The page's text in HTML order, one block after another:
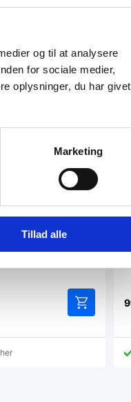
og til at analysere
for sociale medier,
oplysninger, du har givet
Marketing
Tillad alle
Æggebæger
i hvidt porcelæn
funktionel løsning til…